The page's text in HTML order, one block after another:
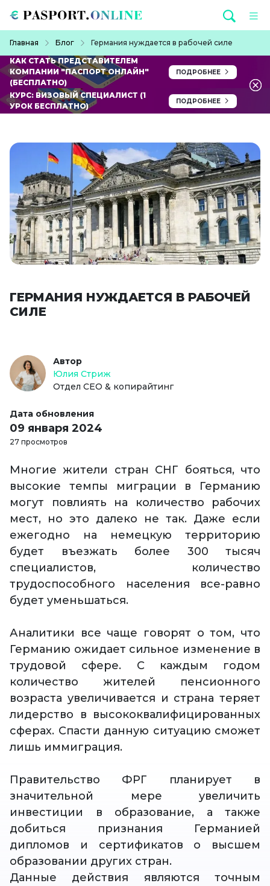
Главная Блог
Германия нуждается в рабочей силе
КАК СТАТЬ ПРЕДСТАВИТЕЛЕМ
КОМПАНИИ "ПАСПОРТ ОНЛАЙН"
(БЕСПЛАТНО)
ПОДРОБНЕЕ
КУРС: ВИЗОВЫЙ СПЕЦИАЛИСТ (1
УРОК БЕСПЛАТНО)
ПОДРОБНЕЕ
ГЕРМАНИЯ НУЖДАЕТСЯ В РАБОЧЕЙ
СИЛЕ
Автор
Юлия Стриж
Отдел СЕО & копирайтинг
Дата обновления
09 января 2024
27 просмотров
Многие жители стран СНГ бояться, что
высокие темпы миграции в Германию
могут повлиять на количество рабочих
мест, но это далеко не так. Даже если
ежегодно на немецкую территорию
будет въезжать более 300 тысяч
специалистов, количество
трудоспособного населения все-равно
будет уменьшаться.
Аналитики все чаще говорят о том, что
Германию ожидает сильное изменение в
трудовой сфере. С каждым годом
количество жителей пенсионного
возраста увеличивается и страна теряет
лидерство в высококвалифицированных
сферах. Спасти данную ситуацию сможет
лишь иммиграция.
Правительство ФРГ планирует в
значительной мере увеличить
инвестиции в образование, а также
добиться признания Германией
дипломов и сертификатов о высшем
образовании других стран.
Данные действия являются точным